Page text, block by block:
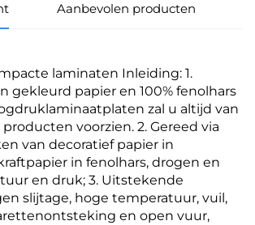
Aanbevolen producten
laminaten Inleiding: 1.
gekleurd papier en 100% fenolhars
zal u altijd van
voorzien. 2. Gereed via
van decoratief papier in
in fenolhars, drogen en
en druk; 3. Uitstekende
slijtage, hoge temperatuur, vuil,
en open vuur,